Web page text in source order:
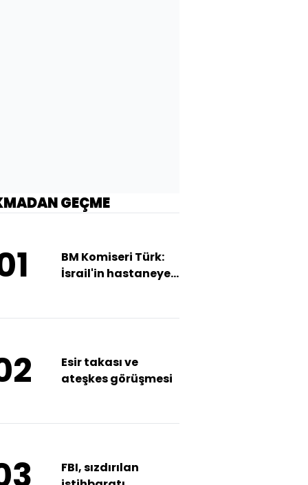
GEÇME
BM Komiseri Türk:
İsrail'in hastaneye
Esir takası ve
ateşkes görüşmesi
FBI, sızdırılan